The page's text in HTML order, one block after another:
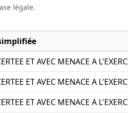
légale.
ET AVEC MENACE A
ET AVEC MENACE A
ET AVEC MENACE A